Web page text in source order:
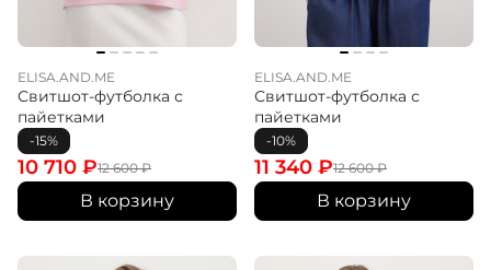
ELISA.AND.ME
Свитшот-футболка с
пайетками
-15%
12 600₽
10 710 ₽
В корзину
ELISA.AND.ME
Свитшот-футболка с
пайетками
-10%
12 600₽
11 340 ₽
В корзину